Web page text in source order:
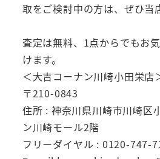
取をご検討中の方は、ぜひ当
査定は無料、1点からでもお
けます。
＜大吉コーナン川崎小田栄店
〒210-0843
住所 : 神奈川県川崎市川崎区
ン川崎モール2階
フリーダイヤル : 0120-747-